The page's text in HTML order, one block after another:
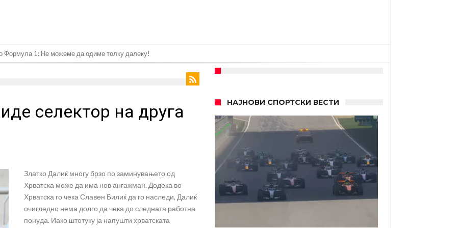
на Ливерпул за трансферот ан Бредли Баркола?
со 0-2 на Ролан Гарос, а сега даде срамен коментар за него
рекорд: Мурињо добива засилување за 140 милиони евра!
Леао
неверојатен стадион од 62 милиони евра? (Видео)
на финалето на Светското првенство сака да замине
навивачите на Реал: Стигнува во Мадрид за потпис на договор
борец: Шпалир, музика и аплауз кој ги расплака сите (Видео)
усмрти фудбалери, а уште 12 се повредени
селектор на друга
Златко Далиќ многу брзо по заминувањето од
Хрватска може да има нов ангажман. Додека во
Хрватска го чека Славен Билиќ да го наследи, Далиќ
очигледно нема долго да чека до следната работна
понуда. Иако штотуку ја напушти хрватската
НАЈНОВИ СПОРТСКИ ВЕСТИ